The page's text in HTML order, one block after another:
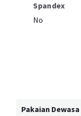
Spandex
No
Pakaian Dewasa